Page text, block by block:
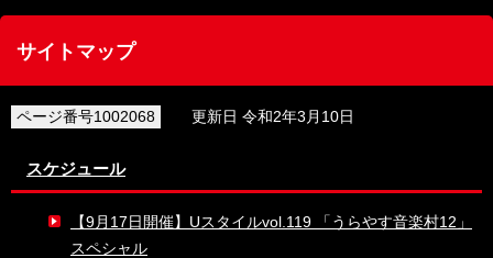
サイトマップ
ページ番号1002068 更新日 令和2年3月10日
スケジュール
【9月17日開催】Uスタイルvol.119 「うらやす音楽村12」
スペシャル